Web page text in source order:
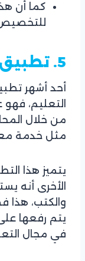
كما أن
5. تطبيق
أحد أشهر
التعليم،
من خلال
مثل خدمة
يتميز هذا
الأخرى أنه
والكتب، هذا
يتم رفعها
في مجال